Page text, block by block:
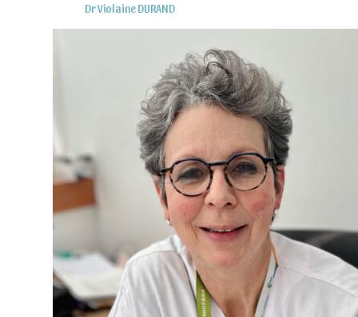
Dr Violaine DURAND